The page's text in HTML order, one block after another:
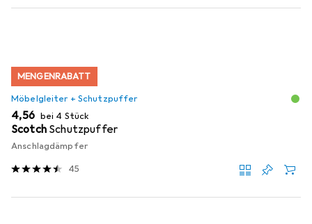
MENGENRABATT
Möbelgleiter + Schutzpuffer
EUR
4,56 bei 4 Stück
Scotch Schutzpuffer
Anschlagdämpfer
45